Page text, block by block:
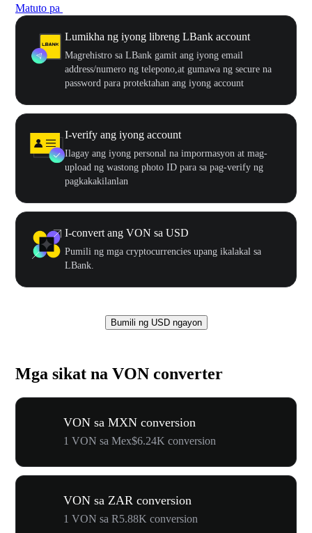
Matuto pa
Lumikha ng iyong libreng LBank account
Magrehistro sa LBank gamit ang iyong email
address/numero ng telepono,at gumawa ng secure na
password para protektahan ang iyong account
I-verify ang iyong account
Ilagay ang iyong personal na impormasyon at mag-
upload ng wastong photo ID para sa pag-verify ng
pagkakakilanlan
I-convert ang VON sa USD
Pumili ng mga cryptocurrencies upang ikalakal sa
LBank.
Bumili ng USD ngayon
Mga sikat na VON converter
VON sa MXN conversion
1 VON sa Mex$6.24K conversion
VON sa ZAR conversion
1 VON sa R5.88K conversion